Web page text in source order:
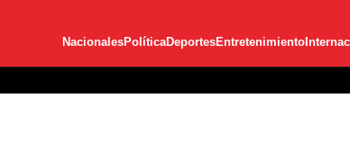
NacionalesPolíticaDeportesEntretenimiento